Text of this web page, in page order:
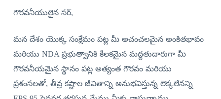
గౌరవనీయులైన సర్,
మన దేశం యొక్క సంక్షేమం పట్ల మీ అచంచలమైన అంకితభావం
మరియు NDA ప్రభుత్వానికి కీలకమైన మద్దతుదారుగా మీ
గౌరవనీయమైన స్థానం పట్ల అత్యంత గౌరవం మరియు
ప్రశంసలతో, తీవ్ర కష్టాల జీవితాన్ని అనుభవిస్తున్న లెక్కలేనన్ని